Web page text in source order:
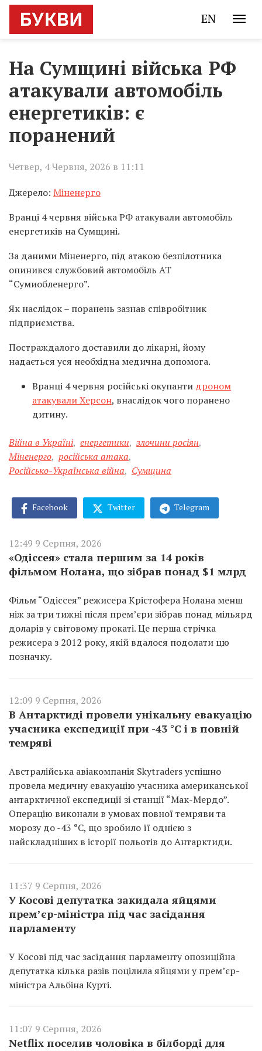
EN
На Сумщині війська РФ
атакували автомобіль
енергетиків: є
поранений
Четвер, 4 Червня, 2026 в 11:11
Джерело: Міненерго
Вранці 4 червня війська РФ атакували автомобіль
енергетиків на Сумщині.
За даними Міненерго, під атакою безпілотника
опинився службовий автомобіль АТ
“Сумиобленерго”.
Як наслідок – поранень зазнав співробітник
підприємства.
Постраждалого доставили до лікарні, йому
надається уся необхідна медична допомога.
Вранці 4 червня російські окупанти дроном
атакували Херсон, внаслідок чого поранено
дитину.
Війна в Україні, енергетики, злочини росіян,
Міненерго, російська атака,
Російсько-Українська війна, Сумщина
Facebook Twitter Telegram
12:49 9 Серпня, 2026
«Одіссея» стала першим за 14 років
фільмом Нолана, що зібрав понад $1 млрд
Фільм “Одіссея” режисера Крістофера Нолана менш
ніж за три тижні після прем’єри зібрав понад мільярд
доларів у світовому прокаті. Це перша стрічка
режисера з 2012 року, якій вдалося подолати цю
позначку.
12:09 9 Серпня, 2026
В Антарктиді провели унікальну евакуацію
учасника експедиції при -43 °C і в повній
темряві
Австралійська авіакомпанія Skytraders успішно
провела медичну евакуацію учасника американської
антарктичної експедиції зі станції “Мак-Мердо”.
Операцію виконали в умовах повної темряви та
морозу до -43 °C, що зробило її однією з
найскладніших в історії польотів до Антарктиди.
11:37 9 Серпня, 2026
У Косові депутатка закидала яйцями
прем’єр-міністра під час засідання
парламенту
У Косові під час засідання парламенту опозиційна
депутатка кілька разів поцілила яйцями у прем’єр-
міністра Альбіна Курті.
11:07 9 Серпня, 2026
Netflix поселив чоловіка в білборді для